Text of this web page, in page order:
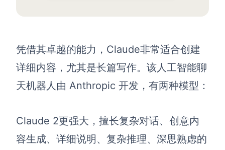
凭借其卓越的能力，Claude非常适合创建
详细内容，尤其是长篇写作。该人工智能聊
天机器人由 Anthropic 开发，有两种模型：
Claude 2更强大，擅长复杂对话、创意内
容生成、详细说明、复杂推理、深思熟虑的